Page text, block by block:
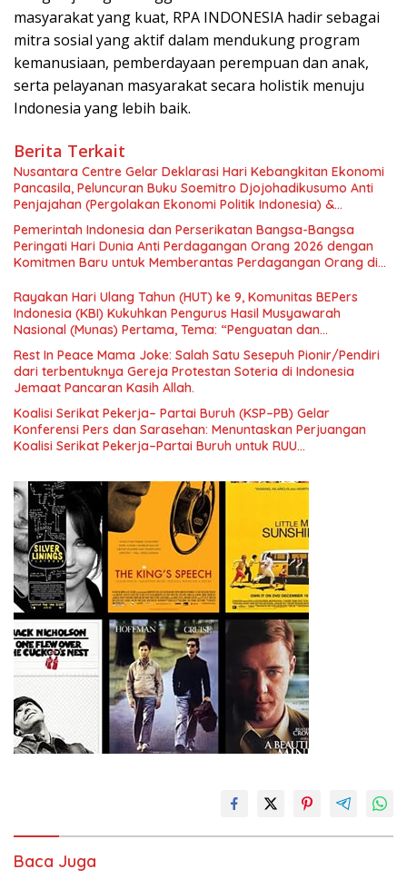
masyarakat yang kuat, RPA INDONESIA hadir sebagai
mitra sosial yang aktif dalam mendukung program
kemanusiaan, pemberdayaan perempuan dan anak,
serta pelayanan masyarakat secara holistik menuju
Indonesia yang lebih baik.
Berita Terkait
Nusantara Centre Gelar Deklarasi Hari Kebangkitan Ekonomi
Pancasila, Peluncuran Buku Soemitro Djojohadikusumo Anti
Penjajahan (Pergolakan Ekonomi Politik Indonesia) &
Simposium Nasional “Urgensi Undang-Undang Perekonomian
Nasional dan Kesejahteraan Sosial dalam Menata Bangsa
Menuju Indonesia Emas 2045”,
Pemerintah Indonesia dan Perserikatan Bangsa-Bangsa
Peringati Hari Dunia Anti Perdagangan Orang 2026 dengan
Komitmen Baru untuk Memberantas Perdagangan Orang di
Rayakan Hari Ulang Tahun (HUT) ke 9, Komunitas BEPers
Indonesia (KBI) Kukuhkan Pengurus Hasil Musyawarah
Nasional (Munas) Pertama, Tema: “Penguatan dan
Pengembangan Organisasi KBI yang Berbasis Riset di seluruh
Indonesia dan Mancanegara”.
Rest In Peace Mama Joke: Salah Satu Sesepuh Pionir/Pendiri
dari terbentuknya Gereja Protestan Soteria di Indonesia
Jemaat Pancaran Kasih Allah.
Koalisi Serikat Pekerja– Partai Buruh (KSP–PB) Gelar
Konferensi Pers dan Sarasehan: Menuntaskan Perjuangan
Koalisi Serikat Pekerja–Partai Buruh untuk RUU
Baca Juga